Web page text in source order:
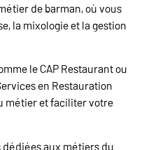
de barman, où vous
la mixologie et la gestion
le CAP Restaurant ou
en Restauration
métier et faciliter votre
dédiées aux métiers du